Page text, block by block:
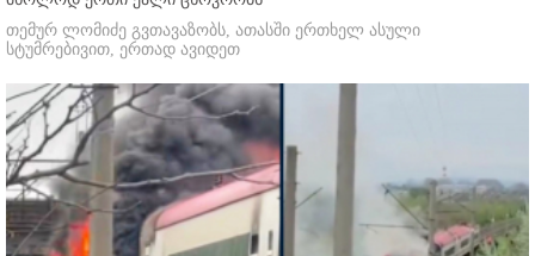
თემურ ლომიძე გვთავაზობს, ათასში ერთხელ ასული
სტუმრებივით, ერთად ავიდეთ